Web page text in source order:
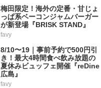
梅田限定！海外の定番・甘じょ
っぱ系ベーコンジャムバーガー
が新登場『BRISK STAND』
favy
8/10〜19｜事前予約で500円引
き！最大4時間食べ飲み放題の
夏休みビュッフェ開催『reDine
広島』
favy